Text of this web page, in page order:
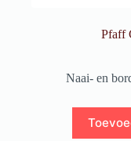
Pfaff
Naai- en